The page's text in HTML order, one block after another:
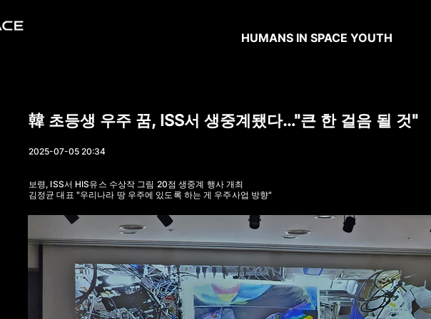
HUMANS IN SPACE YOUTH
韓 초등생 우주 꿈, ISS서 생중계됐다…"큰 한 걸음 될 것"
2025-07-05 20:34
보령, ISS서 HIS유스 수상작 그림 20점 생중계 행사 개최
김정균 대표 "우리나라 땅 우주에 있도록 하는 게 우주사업 방향"
Youth
Youth